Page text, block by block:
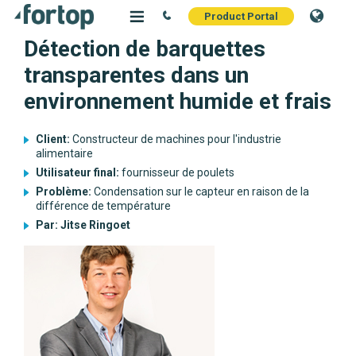
Product Portal
Détection de barquettes
transparentes dans un
environnement humide et frais
Client: Constructeur de machines pour l'industrie
alimentaire
Utilisateur final: fournisseur de poulets
Problème: Condensation sur le capteur en raison de la
différence de température
Par: Jitse Ringoet